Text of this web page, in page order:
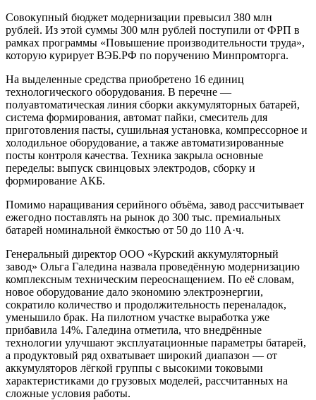
Совокупный бюджет модернизации превысил 380 млн
рублей. Из этой суммы 300 млн рублей поступили от ФРП в
рамках программы «Повышение производительности труда»,
которую курирует ВЭБ.РФ по поручению Минпромторга.
На выделенные средства приобретено 16 единиц
технологического оборудования. В перечне —
полуавтоматическая линия сборки аккумуляторных батарей,
система формирования, автомат пайки, смеситель для
приготовления пасты, сушильная установка, компрессорное и
холодильное оборудование, а также автоматизированные
посты контроля качества. Техника закрыла основные
переделы: выпуск свинцовых электродов, сборку и
формирование АКБ.
Помимо наращивания серийного объёма, завод рассчитывает
ежегодно поставлять на рынок до 300 тыс. премиальных
батарей номинальной ёмкостью от 50 до 110 А·ч.
Генеральный директор ООО «Курский аккумуляторный
завод» Ольга Галедина назвала проведённую модернизацию
комплексным техническим переоснащением. По её словам,
новое оборудование дало экономию электроэнергии,
сократило количество и продолжительность переналадок,
уменьшило брак. На пилотном участке выработка уже
прибавила 14%. Галедина отметила, что внедрённые
технологии улучшают эксплуатационные параметры батарей,
а продуктовый ряд охватывает широкий диапазон — от
аккумуляторов лёгкой группы с высокими токовыми
характеристиками до грузовых моделей, рассчитанных на
сложные условия работы.